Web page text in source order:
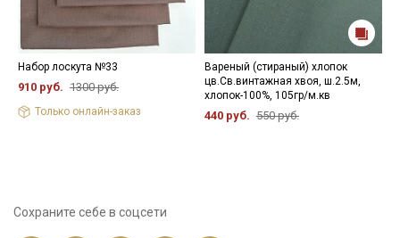
Набор лоскута №33
910 руб. 1300 руб.
Только онлайн-заказ
Вареный (стираный) хлопок
цв.Св.винтажная хвоя, ш.2.5м,
хлопок-100%, 105гр/м.кв
440 руб. 550 руб.
Сохраните себе в соцсети